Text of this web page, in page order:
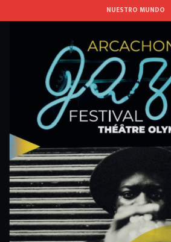
au
NUESTRO MUNDO